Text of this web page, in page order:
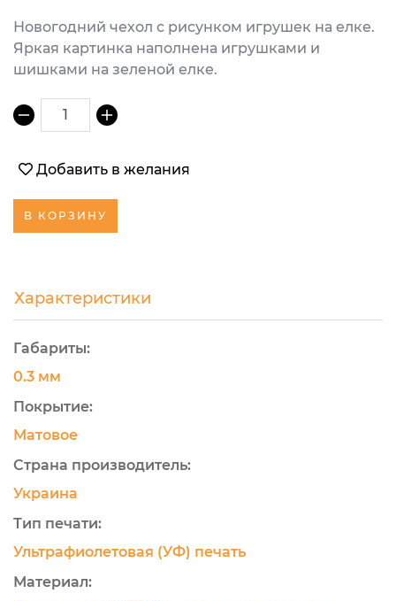
Новогодний чехол с рисунком игрушек на елке.
Яркая картинка наполнена игрушками и
шишками на зеленой елке.
1
Добавить в желания
В КОРЗИНУ
Характеристики
Габариты:
0.3 мм
Покрытие:
Матовое
Страна производитель:
Украина
Тип печати:
Ультрафиолетовая (УФ) печать
Материал: